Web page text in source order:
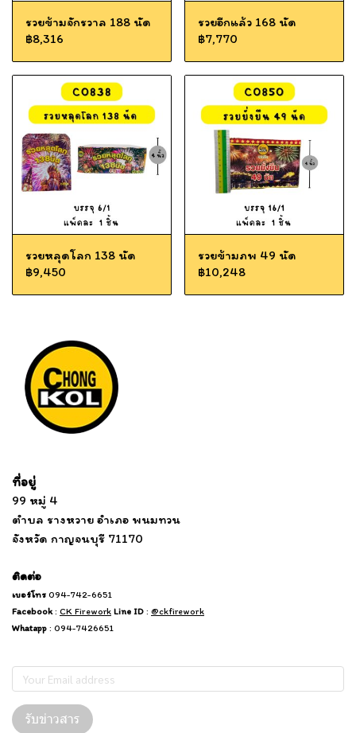
รวยข้ามจักรวาล 188 นัด
฿8,316
รวยอีกแล้ว 168 นัด
฿7,770
รวยหลุดโลก 138 นัด
฿9,450
รวยข้ามภพ 49 นัด
฿10,248
ที่อยู่
99 หมู่ 4
ตำบล รางหวาย อำเภอ พนมทวน
จังหวัด กาญจนบุรี 71170
ติดต่อ
เบอร์โทร 094-742-6651
Facebook: CK Firework Line ID : @ckfirework
Whatapp : 094-7426651
รับข่าวสาร